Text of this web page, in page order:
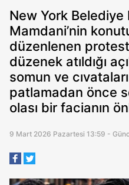
New York Belediye
Mamdani’nin
düzenlenen
düzenek atıldığı
somun ve
patlamadan önce
olası bir facianın
9 Mart 2026 Pazartesi 13:59 -